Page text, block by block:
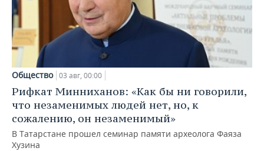
Общество 03 авг, 00:00
Рифкат Минниханов: «Как бы ни говорили,
что незаменимых людей нет, но, к
сожалению, он незаменимый»
В Татарстане прошел семинар памяти археолога Фаяза
Хузина